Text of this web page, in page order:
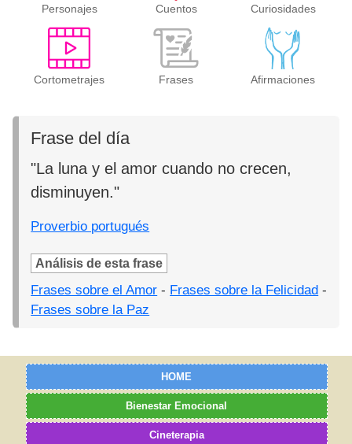
Personajes Cuentos Curiosidades
Cortometrajes Frases Afirmaciones
Frase del día
"La luna y el amor cuando no crecen,
disminuyen."
Proverbio portugués
Análisis de esta frase
Frases sobre el Amor - Frases sobre la Felicidad -
Frases sobre la Paz
HOME
Bienestar Emocional
Cineterapia